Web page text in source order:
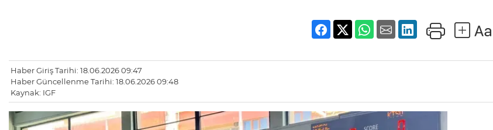
Haber Giriş Tarihi: 18.06.2026 09:47
Haber Güncellenme Tarihi: 18.06.2026 09:48
Kaynak: IGF